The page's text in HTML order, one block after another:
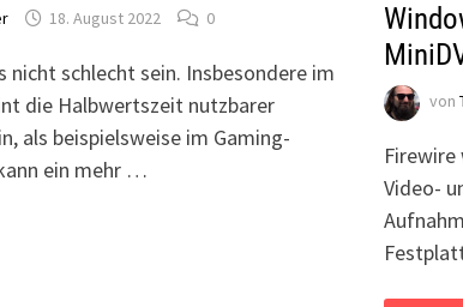
18. August 2022 0
nicht schlecht sein. Insbesondere im
die Halbwertszeit nutzbarer
als beispielsweise im Gaming-
ein mehr …
von
Video-